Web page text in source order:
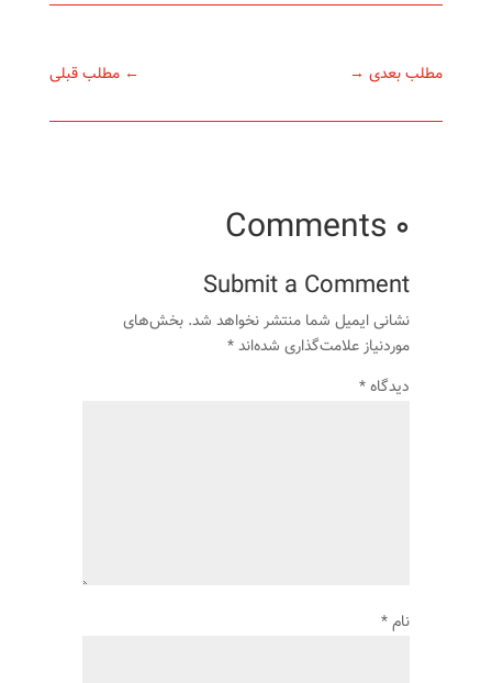
←مطلب قبلی مطلب بعدی→
0 Comments
Submit a Comment
نشانی ایمیل شما منتشر نخواهد شد. بخش‌های
موردنیاز علامت‌گذاری شده‌اند*
دیدگاه*
نام*